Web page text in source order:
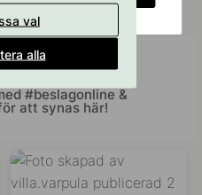
av andra
#beslagonline &
att synas här!
val
alla